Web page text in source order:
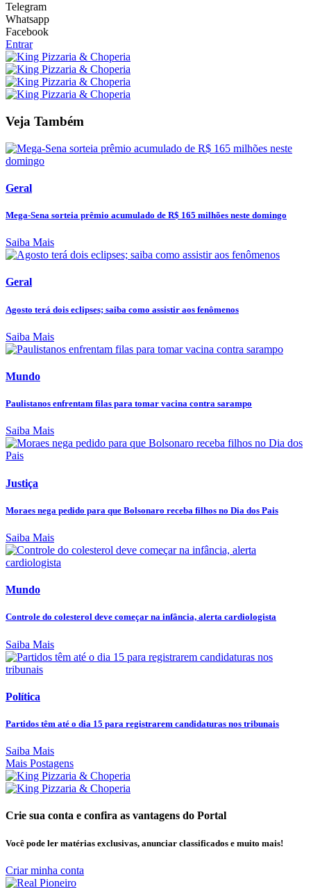
Telegram
Whatsapp
Facebook
Entrar
Veja Também
Geral
Mega-Sena sorteia prêmio acumulado de R$ 165 milhões neste domingo
Saiba Mais
Geral
Agosto terá dois eclipses; saiba como assistir aos fenômenos
Saiba Mais
Mundo
Paulistanos enfrentam filas para tomar vacina contra sarampo
Saiba Mais
Justiça
Moraes nega pedido para que Bolsonaro receba filhos no Dia dos Pais
Saiba Mais
Mundo
Controle do colesterol deve começar na infância, alerta cardiologista
Saiba Mais
Política
Partidos têm até o dia 15 para registrarem candidaturas nos tribunais
Saiba Mais
Mais Postagens
Crie sua conta e confira as vantagens do Portal
Você pode ler matérias exclusivas, anunciar classificados e muito mais!
Criar minha conta